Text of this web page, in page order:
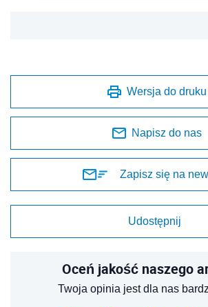
Wersja do druku
Napisz do nas
Zapisz się na
Udostępnij
Oceń jakość naszego
Twoja opinia jest dla nas